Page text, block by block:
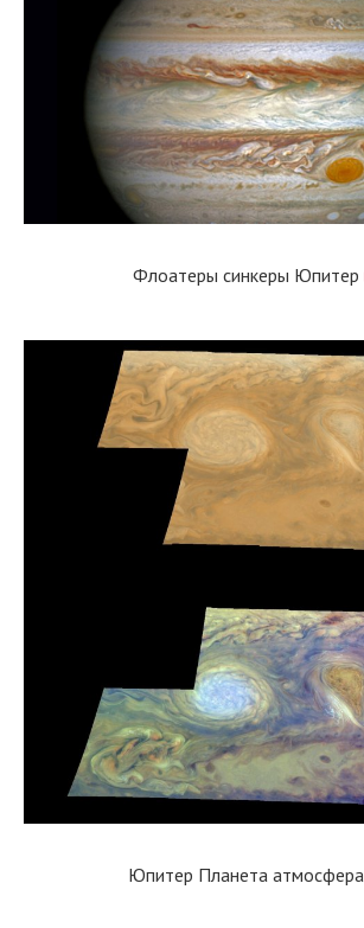
Флоатеры синкеры Юпитер
Юпитер Планета атмосфера